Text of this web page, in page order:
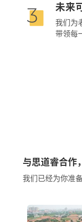
未来
我们为
带领每
与思道睿合作
我们已经为你准